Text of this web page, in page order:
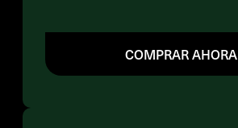
COMPRAR AHORA